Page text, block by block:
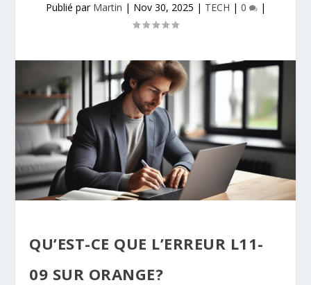
Publié par Martin | Nov 30, 2025 | TECH | 0 |
QU’EST-CE QUE L’ERREUR L11-
09 SUR ORANGE?